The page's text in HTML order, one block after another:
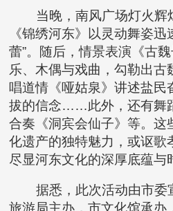
当晚，南风广场灯火
《锦绣河东》以灵动舞姿
蕾”。随后，情景表演《古
乐、木偶与戏曲，勾勒出古
唱道情《哑姑泉》讲述盐民
拔的信念……此外，还有舞
合奏《洞宾会仙子》等。这
化遗产的独特魅力，或讴歌
尽显河东文化的深厚底蕴与
据悉，此次活动由市委
旅游局主办，市文化馆承办